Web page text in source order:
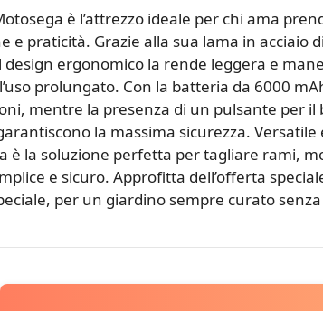
è l’attrezzo ideale per chi ama
e praticità. Grazie alla sua lama in acciaio
ergonomico la rende leggera e
prolungato. Con la batteria da 6000
mentre la presenza di un pulsante per il
la massima sicurezza.
è la soluzione perfetta per tagliare rami,
e sicuro. Approfitta dell’offerta
per un giardino sempre curato